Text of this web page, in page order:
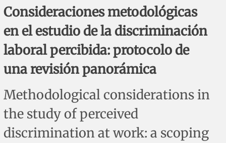
Errata y notas de reserva
Agradecimientos
Impressum
Revisiones sistemáticas
Protocolos
Evaluaciones económicas
Revisiones clínicas
Artículos de revisión
Notas metodológicas
Comunicaciones breves
Problemas de salud pública
Notas históricas y reseñas
Ensayos
Reporte de caso
Notas técnicas
Práctica clínica
Descripción
Política de cobros
Políticas editoriales
Consideraciones metodológicas
en el estudio de la discriminación
laboral percibida: protocolo de
una revisión panorámica
Methodological considerations in
the study of perceived
discrimination at work: a scoping